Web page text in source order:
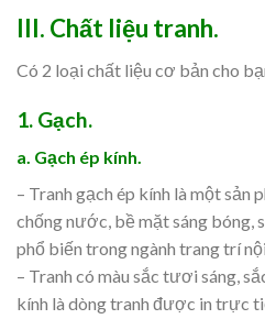
III. Chất liệu tranh.
Có 2 loại chất liệu cơ bản cho
1. Gạch.
a. Gạch ép kính.
– Tranh gạch ép kính là một sản
chống nước, bề mặt sáng bóng,
phổ biến trong ngành trang trí
– Tranh có màu sắc tươi sáng,
kính là dòng tranh được in trực